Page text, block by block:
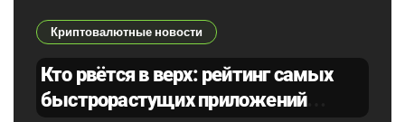
Криптовалютные новости
Кто рвётся в верх: рейтинг самых
быстрорастущих приложений